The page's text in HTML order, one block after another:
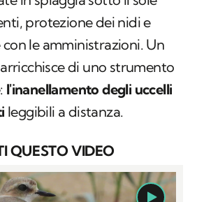
protezione dei nidi e
le amministrazioni. Un
di uno strumento
l'inanellamento degli uccelli
leggibili a distanza.
QUESTO VIDEO